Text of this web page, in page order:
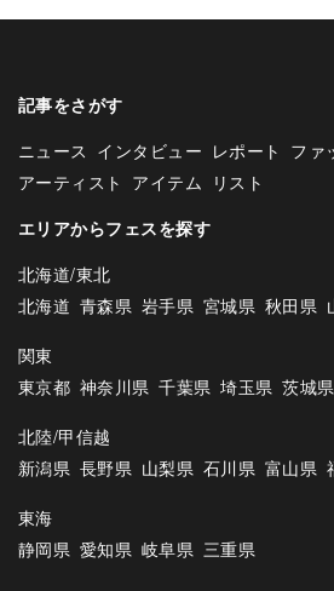
記事をさがす
ニュース インタビュー レポート ファ
アーティスト アイテム
リスト
エリアからフェスを探す
北海道/東北
北海道 青森県 岩手県 宮城県 秋田県
関東
東京都 神奈川県 千葉県 埼玉県 茨城県
北陸/甲信越
新潟県 長野県 山梨県 石川県 富山県
東海
静岡県 愛知県 岐阜県 三重県